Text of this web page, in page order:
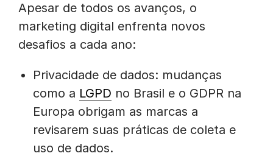
Apesar de todos os avanços, o
marketing digital enfrenta novos
desafios a cada ano:
Privacidade de dados: mudanças
como a LGPD no Brasil e o GDPR na
Europa obrigam as marcas a
revisarem suas práticas de coleta e
uso de dados.